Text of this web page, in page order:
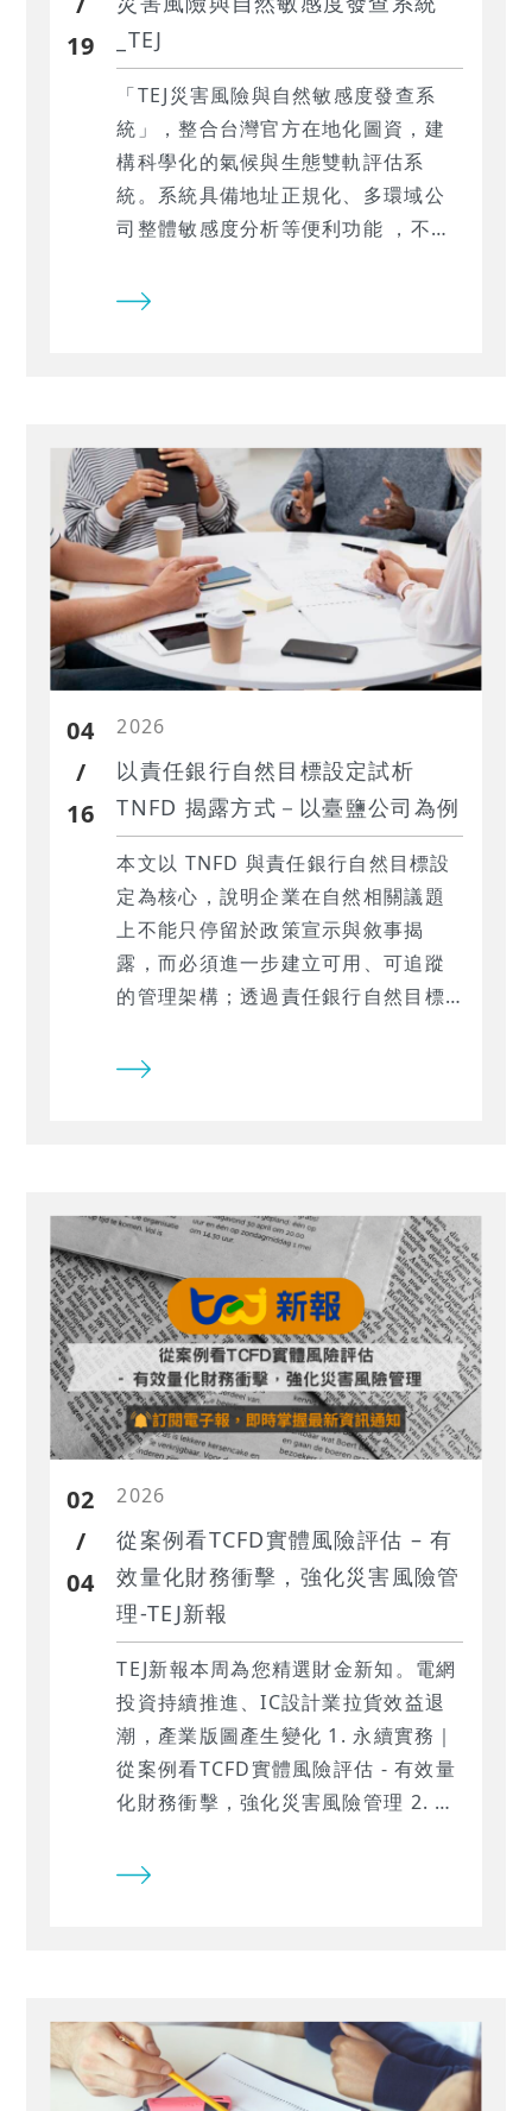
19
_TEJ
「TEJ災害風險與自然敏感度發查系
統」，整合台灣官方在地化圖資，建
構科學化的氣候與生態雙軌評估系
統。系統具備地址正規化、多環域公
司整體敏感度分析等便利功能 ，不僅
位上的勞務成本，更能將抽象的環境
04
/
16
2026
以責任銀行自然目標設定試析
TNFD 揭露方式－以臺鹽公司為例
本文以 TNFD 與責任銀行自然目標設
定為核心，說明企業在自然相關議題
上不能只停留於政策宣示與敘事揭
露，而必須進一步建立可用、可追蹤
的管理架構；透過責任銀行自然目標
線、SMART 目標與 KPI、行動方案
地、污染防治與供應鏈等關鍵自然議
題，進一步展示 TNFD 揭露如何從描
述現況走向可管理、可比較、可衡量
的實務應用。
02
/
04
2026
從案例看TCFD實體風險評估 – 有
效量化財務衝擊，強化災害風險管
理-TEJ新報
TEJ新報本周為您精選財金新知。電網
投資持續推進、IC設計業拉貨效益退
潮，產業版圖產生變化 1. ‍永續實務｜
從案例看TCFD實體風險評估 - 有效量
化財務衝擊，強化災害風險管理 2. 會
試析TNFD自然風險評估-評估(E)之應